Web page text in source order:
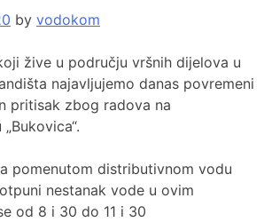
by vodokom
žive u području vršnih dijelova u
najavljujemo danas povremeni
pritisak zbog radova na
pomenutom distributivnom vodu
nestanak vode u ovim
od 8 i 30 do 11 i 30